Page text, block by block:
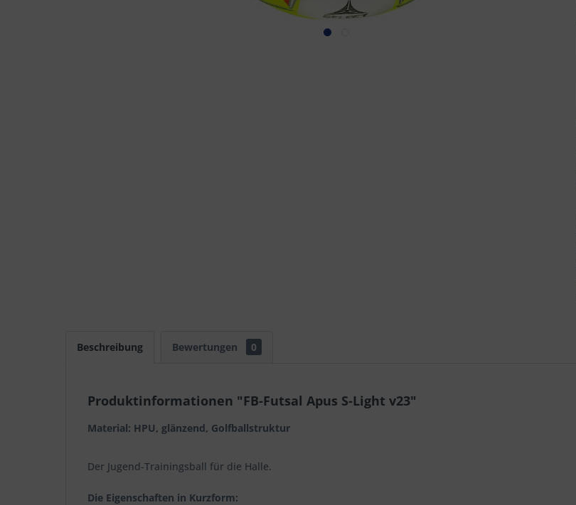
Beschreibung Bewertungen 0
Produktinformationen "FB-Futsal Apus S-Light v23"
Material: HPU, glänzend, Golfballstruktur
Der Jugend-Trainingsball für die Halle.
Die Eigenschaften in Kurzform: